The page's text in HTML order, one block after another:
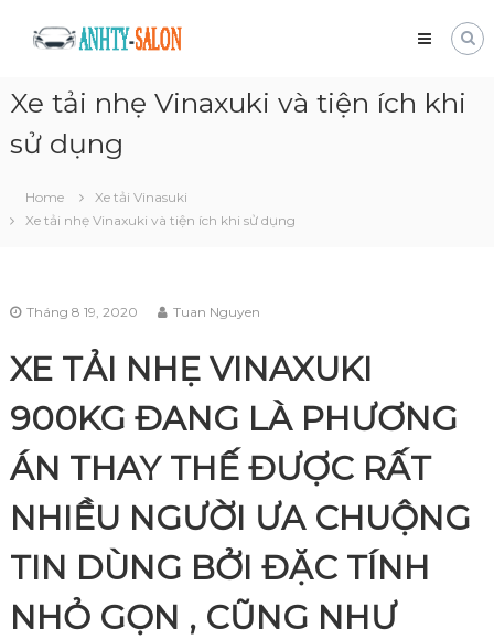
content
Mua
bán
tải
cũ
Giá
và
nhanh
Xe tải nhẹ Vinaxuki và tiện ích khi
sử dụng
Home
Xe tải Vinasuki
Xe tải nhẹ Vinaxuki và tiện ích khi sử dụng
Tháng 8 19, 2020 Tuan Nguyen
XE TẢI NHẸ VINAXUKI
900KG ĐANG LÀ PHƯƠNG
ÁN THAY THẾ ĐƯỢC RẤT
NHIỀU NGƯỜI ƯA CHUỘNG
TIN DÙNG BỞI ĐẶC TÍNH
NHỎ GỌN , CŨNG NHƯ